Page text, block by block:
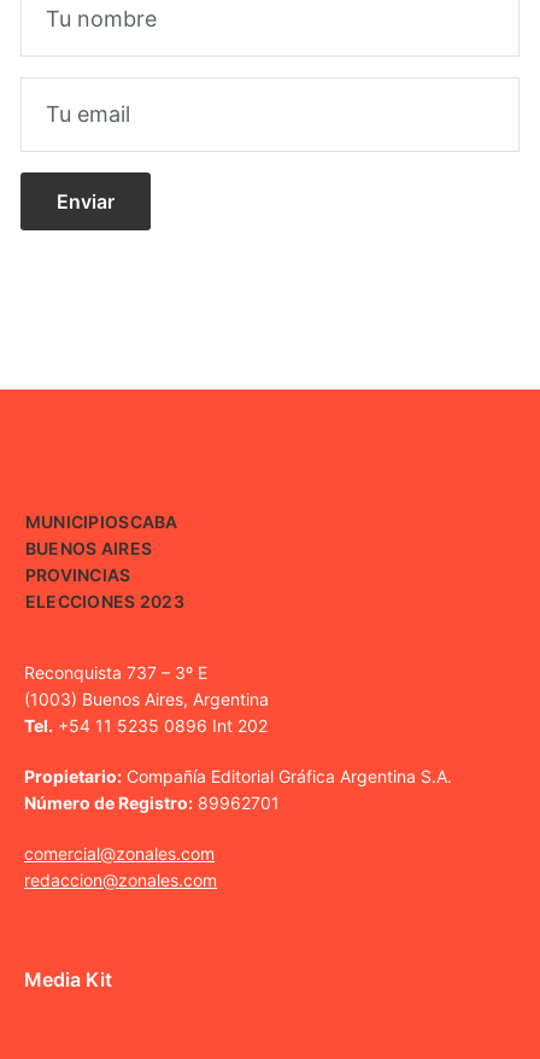
MUNICIPIOSCABA
BUENOS AIRES
PROVINCIAS
ELECCIONES 2023
Reconquista 737 – 3º E
(1003) Buenos Aires, Argentina
Tel. +54 11 5235 0896 Int 202
Propietario: Compañía Editorial Gráfica Argentina S.A.
Número de Registro: 89962701
comercial@zonales.com
redaccion@zonales.com
Media Kit